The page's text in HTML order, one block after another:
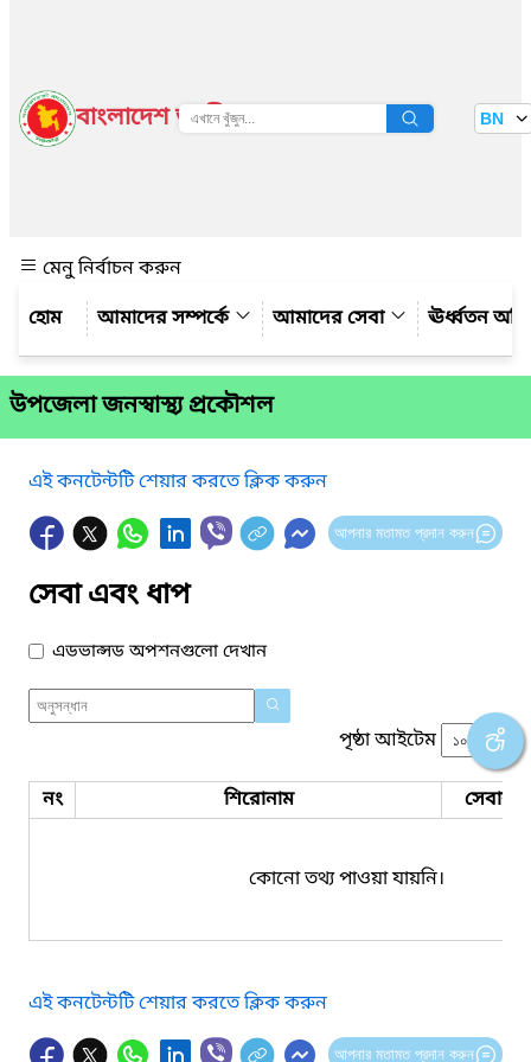
বাংলাদেশ জাতীয় তথ্য বাতায়ন BN
মেনু নির্বাচন করুন
আমাদের সম্পর্কে
আমাদের সেবা ঊর্ধ্বতন
উপজেলা জনস্বাস্থ্য প্রকৌশল
এই কনটেন্টটি শেয়ার করতে ক্লিক করুন
আপনার মতামত প্রদান করুন
সেবা এবং ধাপ
এডভান্সড অপশনগুলো দেখান
পৃষ্ঠা আইটেম
নং শিরোনাম সেবার
কোনো তথ্য পাওয়া যায়নি।
এই কনটেন্টটি শেয়ার করতে ক্লিক করুন
আপনার মতামত প্রদান করুন